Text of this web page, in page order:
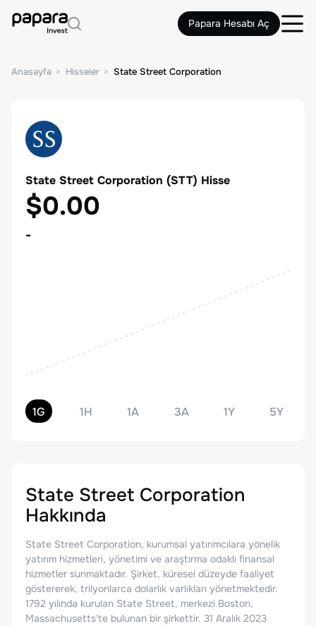
Papara Hesabı Aç
Anasayfa Hisseler State Street Corporation
State Street Corporation (STT) Hisse
$0.00
-
1G 1H 1A 3A 1Y 5Y
State Street Corporation
Hakkında
State Street Corporation, kurumsal yatırımcılara yönelik
yatırım hizmetleri, yönetimi ve araştırma odaklı finansal
hizmetler sunmaktadır. Şirket, küresel düzeyde faaliyet
göstererek, trilyonlarca dolarlık varlıkları yönetmektedir.
1792 yılında kurulan State Street, merkezi Boston,
Massachusetts'te bulunan bir şirkettir. 31 Aralık 2023